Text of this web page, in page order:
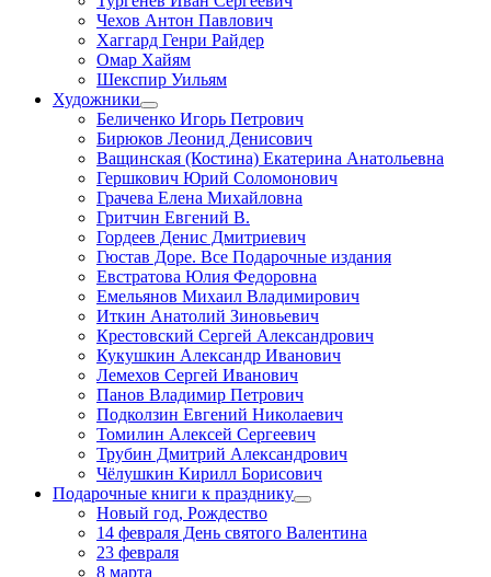
Чехов Антон Павлович
Хаггард Генри Райдер
Омар Хайям
Шекспир Уильям
Художники
Беличенко Игорь Петрович
Бирюков Леонид Денисович
Ващинская (Костина) Екатерина Анатольевна
Гершкович Юрий Соломонович
Грачева Елена Михайловна
Гритчин Евгений В.
Гордеев Денис Дмитриевич
Гюстав Доре. Все Подарочные издания
Евстратова Юлия Федоровна
Емельянов Михаил Владимирович
Иткин Анатолий Зиновьевич
Крестовский Сергей Александрович
Кукушкин Александр Иванович
Лемехов Сергей Иванович
Панов Владимир Петрович
Подколзин Евгений Николаевич
Томилин Алексей Сергеевич
Трубин Дмитрий Александрович
Чёлушкин Кирилл Борисович
Подарочные книги к празднику
Новый год, Рождество
14 февраля День святого Валентина
23 февраля
8 марта